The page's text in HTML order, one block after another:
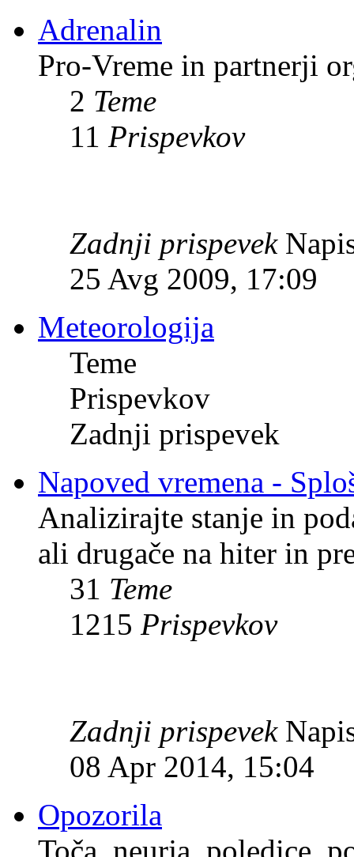
Adrenalin
Pro-Vreme in partnerji
2 Teme
11 Prispevkov
Zadnji prispevek
25 Avg 2009, 17:09
Meteorologija
Teme
Prispevkov
Zadnji prispevek
Napoved vremena -
Analizirajte stanje in
ali drugače na hiter in
31 Teme
1215 Prispevkov
Zadnji prispevek
08 Apr 2014, 15:04
Opozorila